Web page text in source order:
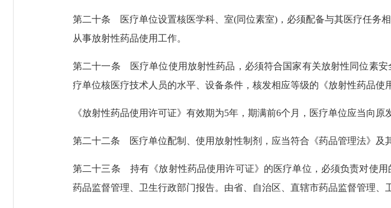
第二十条
医疗单位设置核医学科、室(同位素室)，必须配备与其医疗任务
从事放射性药品使用工作。
第二十一条
医疗单位使用放射性药品，必须符合国家有关放射性同位素
疗单位核医疗技术人员的水平、设备条件，核发相应等级的《放射性药品使
《放射性药品使用许可证》有效期为5年，期满前6个月，医疗单位应当向
第二十二条 医疗单位配制、使用放射性制剂，应当符合《药品管理法》及
第二十三条 持有《放射性药品使用许可证》的医疗单位，必须负责对使
药品监督管理、卫生行政部门报告。由省、自治区、直辖市药品监督管理、